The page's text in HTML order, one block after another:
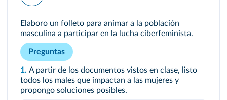
Elaboro un folleto para animar a la población
masculina a participar en la lucha ciberfeminista.
Preguntas
1. A partir de los documentos vistos en clase, listo
todos los males que impactan a las mujeres y
propongo soluciones posibles.